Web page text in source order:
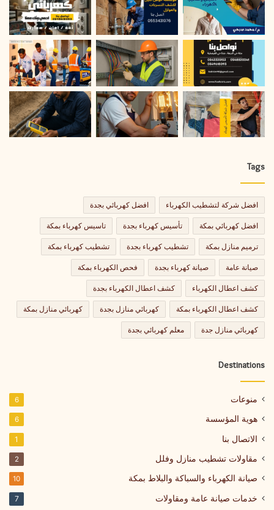
Tags
افضل شركة لتشطيب الكهرباء افضل كهربائي بجدة
افضل كهربائي بمكة تأسيس كهرباء بجدة تاسيس كهرباء بمكة
ترميم منازل بمكة تشطيب كهرباء بجدة تشطيب كهرباء بمكة
صيانة عامة صيانة كهرباء بجدة فحص الكهرباء بمكة
كشف اعطال الكهرباء كشف اعطال الكهرباء بجدة
كشف اعطال الكهرباء بمكة كهربائي منازل بجدة كهربائي منازل بمكة
كهربائي منازل جدة معلم كهربائي بجدة
Destinations
منوعات 6
هوية المؤسسة 6
الاتصال بنا 1
مقاولات تشطيب منازل وفلل 2
صيانة الكهرباء والسباكة والبلاط بمكة 10
خدمات صيانة عامة ومقاولات 7